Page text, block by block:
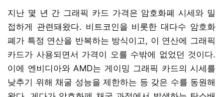
지난 몇 년 간 그래픽 카드 가격은 암호화폐 시세와 밀
접하게 관련돼왔다. 비트코인을 비롯한 대다수 암호화
폐가 특정 연산을 반복하는 방식이고, 이 연산에 그래픽
카드가 사용되면서 가격이 오를 수밖에 없었던 것이다.
이에 엔비디아와 AMD는 게이밍 그래픽 카드의 시세를
낮추기 위해 채굴 성능을 제한하는 등 갖은 수를 동원해